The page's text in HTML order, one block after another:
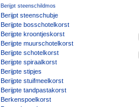
Berijpt steenschildmos
Berijpt steenschubje
Berijpte bosschotelkorst
Berijpte kroontjeskorst
Berijpte muurschotelkorst
Berijpte schotelkorst
Berijpte spiraalkorst
Berijpte stipjes
Berijpte stuifmeelkorst
Berijpte tandpastakorst
Berkenspoelkorst